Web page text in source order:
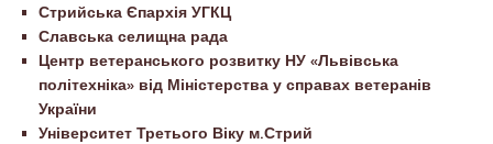
Стрийська Єпархія УГКЦ
Славська селищна рада
Центр ветеранського розвитку НУ «Львівська
політехніка» від Міністерства у справах ветеранів
України
Університет Третього Віку м.Стрий